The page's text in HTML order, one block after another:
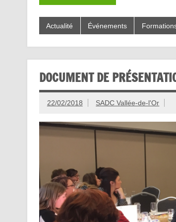
Actualité Événements
DOCUMENT DE
22/02/2018 SADC Vallée-de-l'Or